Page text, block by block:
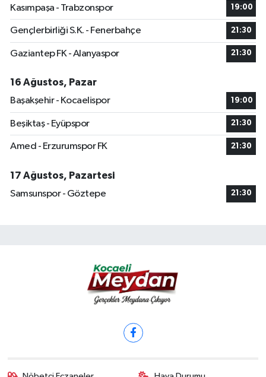
Kasımpaşa - Trabzonspor 19:00
Gençlerbirliği S.K. - Fenerbahçe 21:30
Gaziantep FK - Alanyaspor 21:30
16 Ağustos, Pazar
Başakşehir - Kocaelispor
19:00
Beşiktaş - Eyüpspor 21:30
Amed - Erzurumspor FK 21:30
17 Ağustos, Pazartesi
Samsunspor - Göztepe
21:30